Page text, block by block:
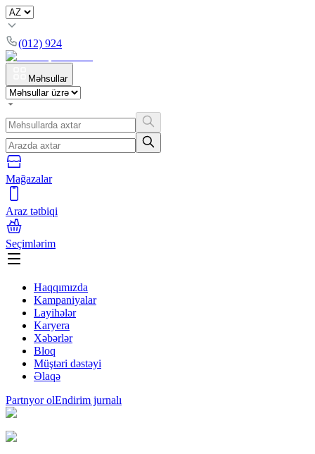
(012) 924
Məhsullar
Mağazalar
Araz tətbiqi
Seçimlərim
Haqqımızda
Kampaniyalar
Layihələr
Karyera
Xəbərlər
Bloq
Müştəri dəstəyi
Əlaqə
Partnyor olEndirim jurnalı